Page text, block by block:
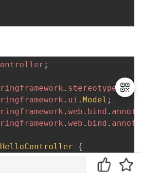
;
. stereotype .
. ui . Model ;
. web . bind .
. web . bind .
HelloController
{
("/hello")
model)